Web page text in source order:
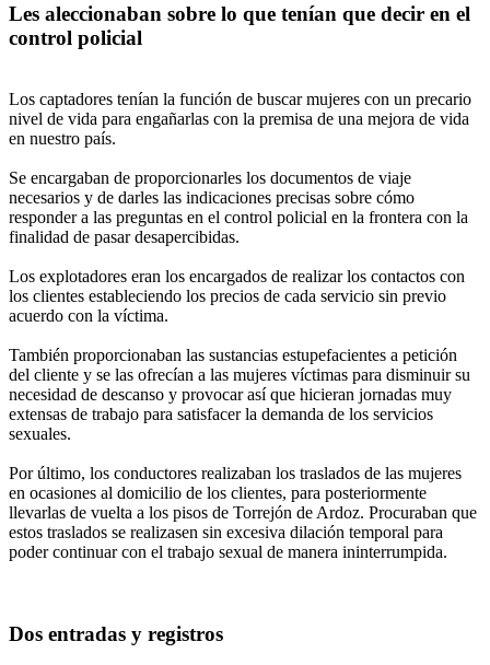
Les aleccionaban sobre lo que tenían que decir en el
control policial
Los captadores tenían la función de buscar mujeres con un precario
nivel de vida para engañarlas con la premisa de una mejora de vida
en nuestro país.
Se encargaban de proporcionarles los documentos de viaje
necesarios y de darles las indicaciones precisas sobre cómo
responder a las preguntas en el control policial en la frontera con la
finalidad de pasar desapercibidas.
Los explotadores eran los encargados de realizar los contactos con
los clientes estableciendo los precios de cada servicio sin previo
acuerdo con la víctima.
También proporcionaban las sustancias estupefacientes a petición
del cliente y se las ofrecían a las mujeres víctimas para disminuir su
necesidad de descanso y provocar así que hicieran jornadas muy
extensas de trabajo para satisfacer la demanda de los servicios
sexuales.
Por último, los conductores realizaban los traslados de las mujeres
en ocasiones al domicilio de los clientes, para posteriormente
llevarlas de vuelta a los pisos de Torrejón de Ardoz. Procuraban que
estos traslados se realizasen sin excesiva dilación temporal para
poder continuar con el trabajo sexual de manera ininterrumpida.
Dos entradas y registros